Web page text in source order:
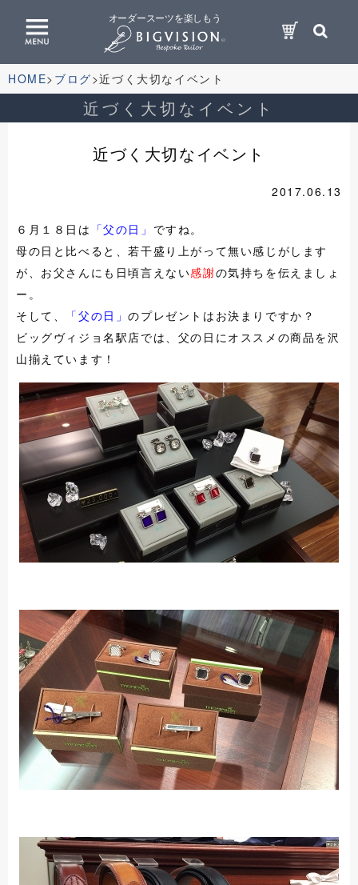
オーダースーツを楽しもう
HOME ブログ 近づく大切なイベント
近づく大切なイベント
近づく大切なイベント
2017.06.13
６月１８日は 「父の日」 ですね。
母の日と比べると、若干盛り上がって無い感じがします
が、お父さんにも日頃言えない感謝の気持ちを伝えましょ
ー。
そして、
「父の日」のプレゼントはお決まりですか？
ビッグヴィジョ名駅店では、父の日にオススメの商品を沢
山揃えています！